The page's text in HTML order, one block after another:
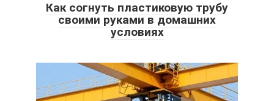
Как согнуть пластиковую трубу
своими руками в домашних
условиях